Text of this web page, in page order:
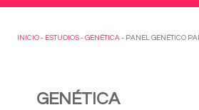
INICIO - ESTUDIOS - GENÉTICA - PANEL GENÉTICO
GENÉTICA